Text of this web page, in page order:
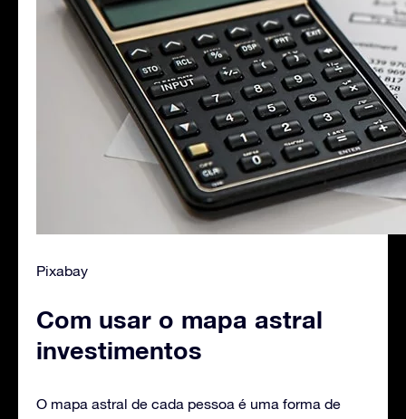
Pixabay
Com usar o mapa astral
investimentos
O mapa astral de cada pessoa é uma forma de